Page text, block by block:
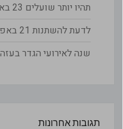
תהיו יותר שועלים 23 באוקטובר 2020
לדעת להשתנות 21 באפריל 2019
שנה לאירועי הגדר בעזה
תגובות אחרונות